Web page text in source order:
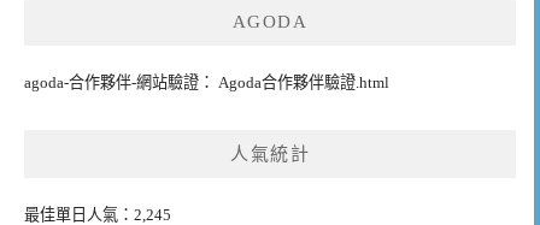
AGODA
agoda-合作夥伴-網站驗證： Agoda合作夥伴驗證.html
人氣統計
最佳單日人氣：2,245